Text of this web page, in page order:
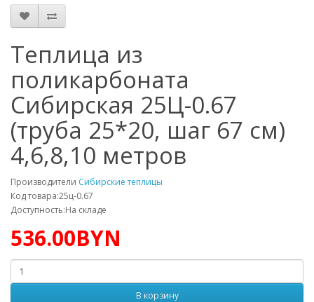
Теплица из
поликарбоната
Сибирская 25Ц-0.67
(труба 25*20, шаг 67 см)
4,6,8,10 метров
Производители Сибирские теплицы
Код товара:25ц-0.67
Доступность:На складе
536.00BYN
В корзину